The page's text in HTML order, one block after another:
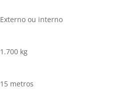
Externo ou interno
1.700 kg
15 metros